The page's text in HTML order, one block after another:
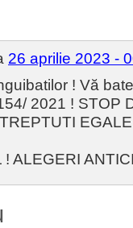
26 aprilie 2023 -
! Vă
2021 ! STOP
ALEGERI